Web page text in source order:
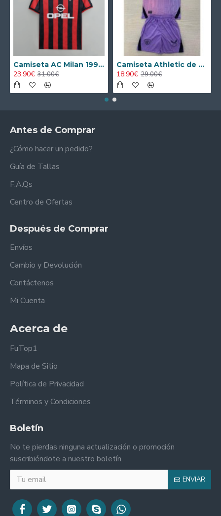
Camiseta AC Milan 1995/1996 Local Retro
23.90€ 31.00€
Camiseta Athletic de Bilbao 2024/2025 Alternativo Niño Kit
18.90€ 29.00€
Antes de Comprar
¿Cómo hacer un pedido?
Guía de Tallas
F.A.Qs
Centro de Ofertas
Después de Comprar
Envíos
Cambio y Devolución
Contáctenos
Mi Cuenta
Acerca de
FuTop1
Mapa de Sitio
Política de Privacidad
Términos y Condiciones
Boletín
No te pierdas ninguna actualización o promoción
suscribiéndote a nuestro boletín.
ENVIAR